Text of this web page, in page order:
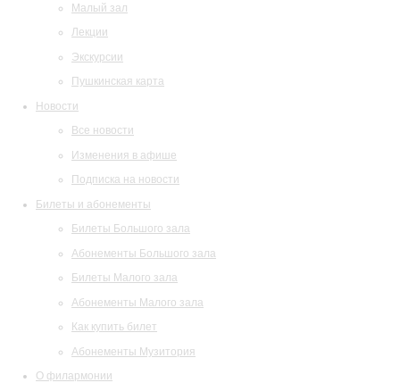
Малый зал
Лекции
Экскурсии
Пушкинская карта
Новости
Все новости
Изменения в афише
Подписка на новости
Билеты и абонементы
Билеты Большого зала
Абонементы Большого зала
Билеты Малого зала
Абонементы Малого зала
Как купить билет
Абонементы Музитория
О филармонии